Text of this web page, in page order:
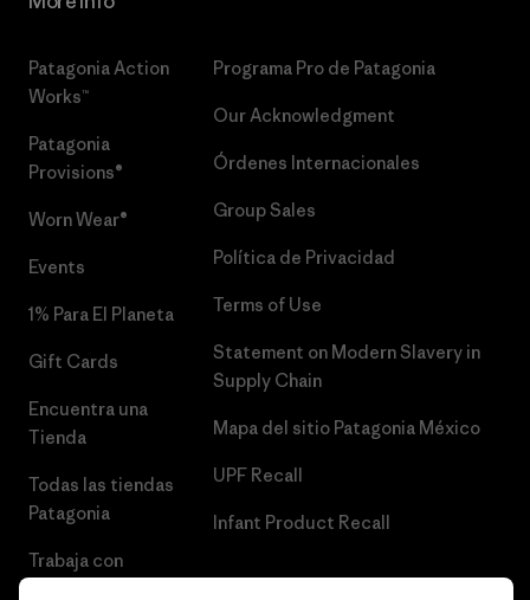
Patagonia Action
Works™
Patagonia
Provisions®
Worn Wear®
Events
1% Para El Planeta
Gift Cards
Encuentra una
Tienda
Todas las tiendas
Patagonia
Trabaja con
Programa Pro de Patagonia
Our Acknowledgment
Órdenes Internacionales
Group Sales
Política de Privacidad
Terms of Use
Statement on Modern Slavery in
Supply Chain
Mapa del sitio Patagonia México
UPF Recall
Infant Product Recall